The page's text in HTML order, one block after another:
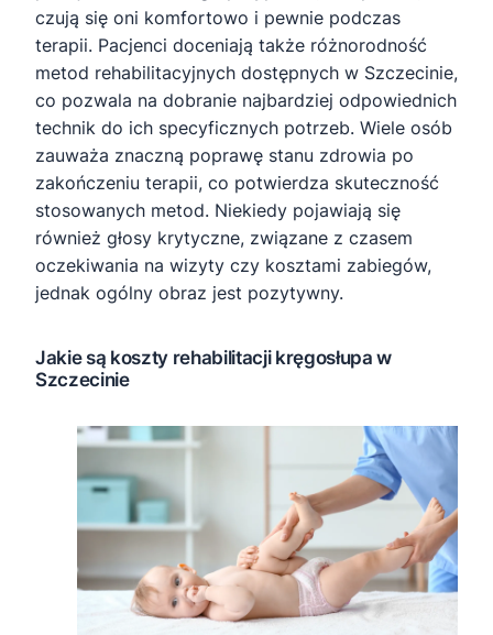
czują się oni komfortowo i pewnie podczas
terapii. Pacjenci doceniają także różnorodność
metod rehabilitacyjnych dostępnych w Szczecinie,
co pozwala na dobranie najbardziej odpowiednich
technik do ich specyficznych potrzeb. Wiele osób
zauważa znaczną poprawę stanu zdrowia po
zakończeniu terapii, co potwierdza skuteczność
stosowanych metod. Niekiedy pojawiają się
również głosy krytyczne, związane z czasem
oczekiwania na wizyty czy kosztami zabiegów,
jednak ogólny obraz jest pozytywny.
Jakie są koszty rehabilitacji kręgosłupa w
Szczecinie